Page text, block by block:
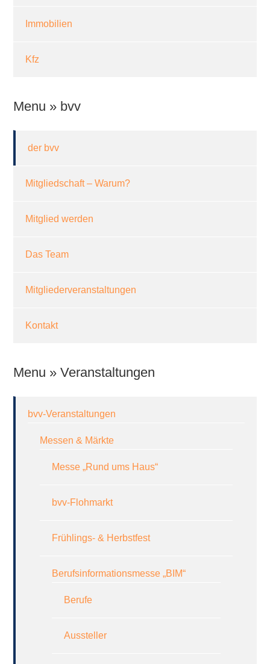
Immobilien
Kfz
Menu » bvv
der bvv
Mitgliedschaft – Warum?
Mitglied werden
Das Team
Mitgliederveranstaltungen
Kontakt
Menu » Veranstaltungen
bvv-Veranstaltungen
Messen & Märkte
Messe „Rund ums Haus“
bvv-Flohmarkt
Frühlings- & Herbstfest
Berufsinformationsmesse „BIM“
Berufe
Aussteller